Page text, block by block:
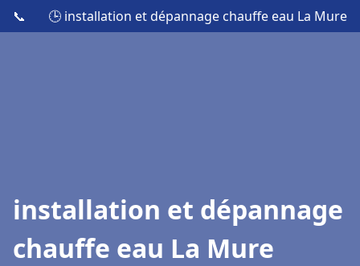
📞 🕒 installation et dépannage chauffe eau La Mure
installation et dépannage
chauffe eau La Mure